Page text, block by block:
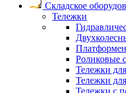
Складское
Тележки
Роликовые
Тележки
Тележки
Тележки с